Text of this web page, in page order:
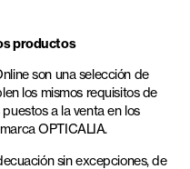
productos
son una selección de
los mismos requisitos de
a la venta en los
OPTICALIA.
sin excepciones, de